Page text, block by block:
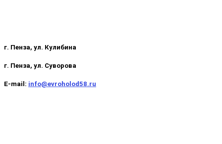
г. Пенза, ул. Кулибина
г. Пенза, ул. Суворова
E-mail: info@evroholod58.ru